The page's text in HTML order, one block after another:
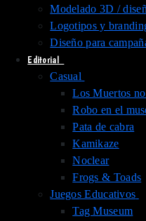
Modelado 3D /
Logotipos y
Diseño para
Editorial
Casual
Los Muertos
Robo en el
Pata de cabra
Kamikaze
Noclear
Frogs & Toads
Juegos Educativos
Tag Museum